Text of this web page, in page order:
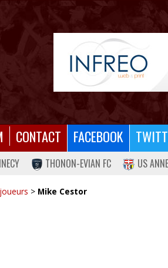
CONTACT FACEBOOK
THONON-EVIAN FC US
> Mike Cestor